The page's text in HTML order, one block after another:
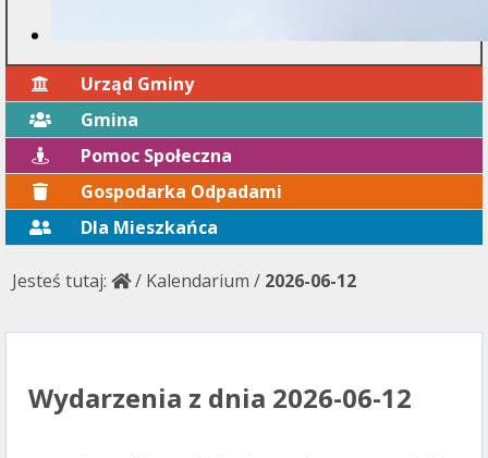
Urząd Gminy
Gmina
Pomoc Społeczna
Gospodarka Odpadami
Dla Mieszkańca
Jesteś tutaj: / Kalendarium / 2026-06-12
Wydarzenia z dnia 2026-06-12